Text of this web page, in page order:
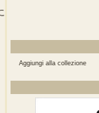
Aggiungi alla collezione